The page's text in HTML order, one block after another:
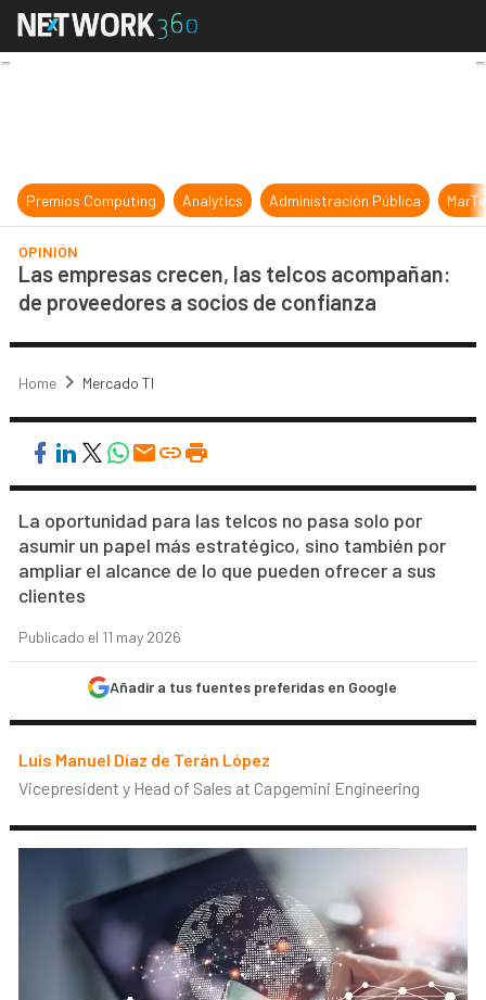
Las empresas crecen, las telcos
Premios Computing Analytics Administración Pública
OPINIÓN
Las empresas crecen, las telcos acompañan:
de proveedores a socios de confianza
Home Mercado TI
La oportunidad para las telcos no pasa solo por
asumir un papel más estratégico, sino también por
ampliar el alcance de lo que pueden ofrecer a sus
clientes
Publicado el 11 may 2026
Añadir a tus fuentes preferidas en Google
Luis Manuel Díaz de Terán López
Vicepresident y Head of Sales at Capgemini Engineering